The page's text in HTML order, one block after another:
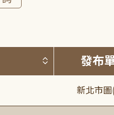
按標題排序
發布
新北市圖